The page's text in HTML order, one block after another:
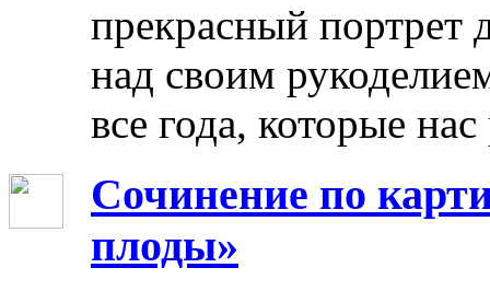
прекрасный портрет
над своим
все года, которые
Сочинение по
плоды»